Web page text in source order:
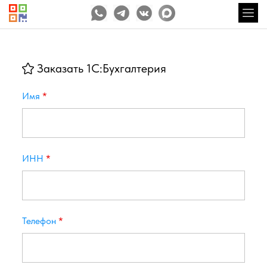
Заказать 1С:Бухгалтерия
Имя *
ИНН *
Телефон *